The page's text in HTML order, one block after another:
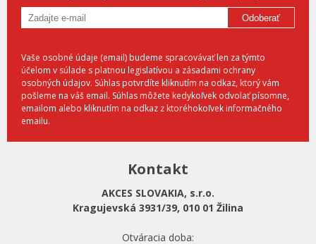
Odoberať
Vaše osobné údaje (email) budeme spracovávať len za týmto
účelom v súlade s platnou legislatívou a zásadami ochrany
osobných údajov. Súhlas potvrdíte kliknutím na odkaz, ktorý vám
pošleme na váš email. Súhlas môžete kedykoľvek odvolať písomne,
emailom alebo kliknutím na odkaz z ktoréhokoľvek informačného
emailu.
Kontakt
AKCES SLOVAKIA, s.r.o.
Kragujevská 3931/39, 010 01 Žilina
Otváracia doba: